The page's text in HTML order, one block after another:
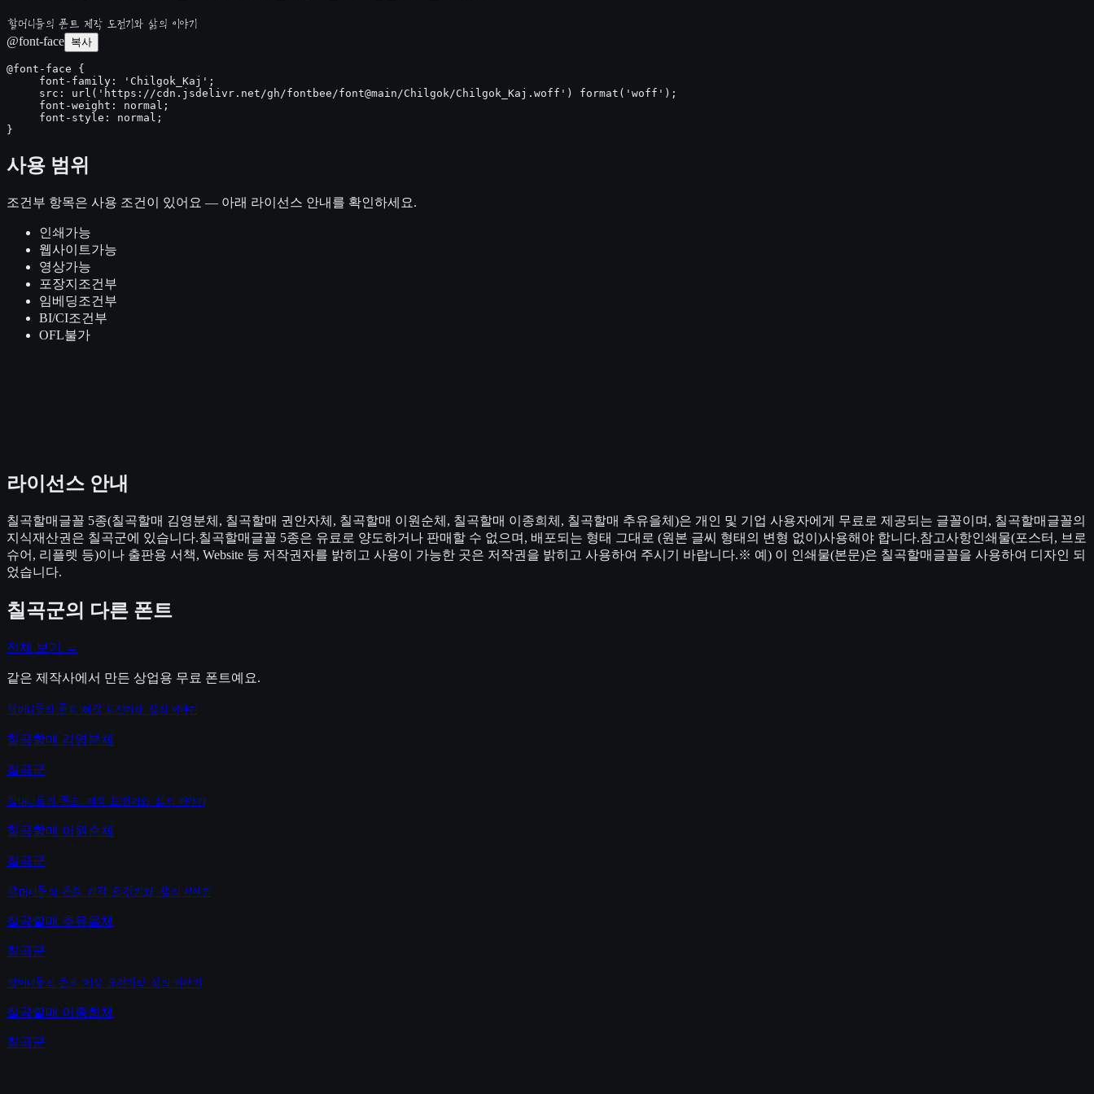
할머니들의 폰트 제작 도전기와 삶의 이야기
@font-face 복사
@font-face {
     font-family: 'Chilgok_Kaj';
     src: url('https://cdn.jsdelivr.net/gh/fontbee/font@main/Chilgok/Chilgok_Kaj.woff') format('woff');
     font-weight: normal;
     font-style: normal;
}
사용 범위
조건부 항목은 사용 조건이 있어요 — 아래 라이선스 안내를 확인하세요.
인쇄 가능
웹사이트가능
영상가능
포장지 조건부
임베딩조건부
BI/CI조건부
OFL불가
라이선스 안내
칠곡할매글꼴 5종(칠곡할매 김영분체, 칠곡할매 권안자체, 칠곡할매 이원순체, 칠곡할매 이종희체, 칠곡할매 추유을체)은 개인 및 기업 사용자에게 무료로 제공되는 글꼴이며, 칠곡할매글꼴의
지식재산권은 칠곡군에 있습니다.칠곡할매글꼴 5종은 유료로 양도하거나 판매할 수 없으며, 배포되는 형태 그대로 (원본 글씨 형태의 변형 없이)사용해야 합니다.참고사항인쇄물(포스터, 브로
슈어, 리플렛 등)이나 출판용 서책, Website 등 저작권자를 밝히고 사용이 가능한 곳은 저작권을 밝히고 사용하여 주시기 바랍니다.※ 예) 이 인쇄물(본문)은 칠곡할매글꼴을 사용하여 디자인 되
었습니다.
칠곡군의 다른 폰트
전체 보기 →
같은 제작사에서 만든 상업용 무료 폰트예요.
할머니들의 폰트 제작 도전기와 삶의 이야기
칠곡할매 김영분체
칠곡군
할머니들의 폰트 제작 도전기와 삶의 이야기
칠곡할매 이원순체
칠곡군
할머니들의 폰트 제작 도전기와 삶의 이야기
칠곡할매 추유을체
칠곡군
할머니들의 폰트 제작 도전기와 삶의 이야기
칠곡할매 이종희체
칠곡군